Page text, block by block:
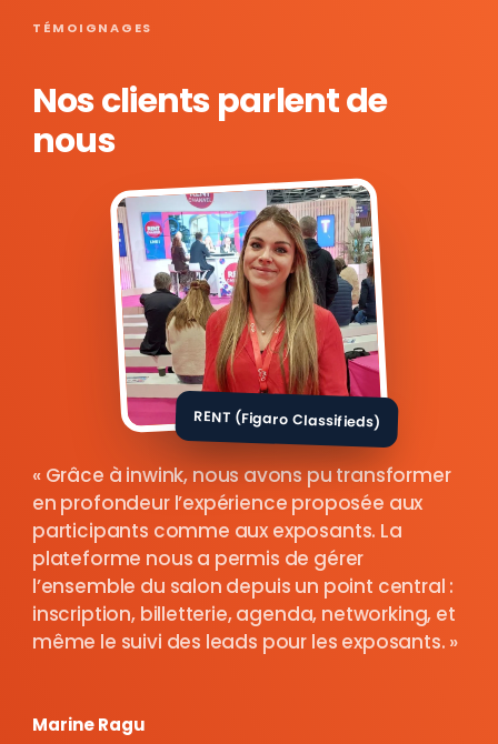
TÉMOIGNAGES
Nos clients parlent de
nous
RENT (Figaro Classifieds)
Grâce à inwink, nous avons pu transformer
en profondeur l’expérience proposée aux
participants comme aux exposants. La
plateforme nous a permis de gérer
l’ensemble du salon depuis un point central :
inscription, billetterie, agenda, networking, et
même le suivi des leads pour les exposants.
Marine Ragu